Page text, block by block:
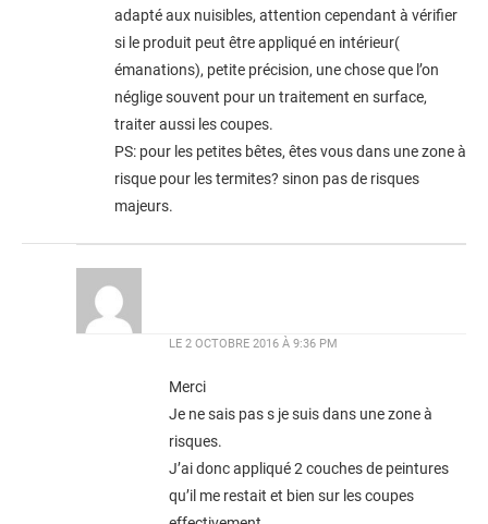
adapté aux nuisibles, attention cependant à vérifier
si le produit peut être appliqué en intérieur(
émanations), petite précision, une chose que l’on
néglige souvent pour un traitement en surface,
traiter aussi les coupes.
PS: pour les petites bêtes, êtes vous dans une zone à
risque pour les termites? sinon pas de risques
majeurs.
LE 2 OCTOBRE 2016 À 9:36 PM
Merci
Je ne sais pas s je suis dans une zone à
risques.
J’ai donc appliqué 2 couches de peintures
qu’il me restait et bien sur les coupes